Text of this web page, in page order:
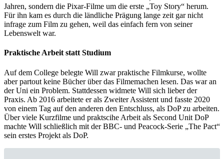
Jahren, sondern die Pixar-Filme um die erste „Toy Story“ herum.
Für ihn kam es durch die ländliche Prägung lange zeit gar nicht
infrage zum Film zu gehen, weil das einfach fern von seiner
Lebenswelt war.
Praktische Arbeit statt Studium
Auf dem College belegte Will zwar praktische Filmkurse, wollte
aber partout keine Bücher über das Filmemachen lesen. Das war an
der Uni ein Problem. Stattdessen widmete Will sich lieber der
Praxis. Ab 2016 arbeitete er als Zweiter Assistent und fasste 2020
von einem Tag auf den anderen den Entschluss, als DoP zu arbeiten.
Über viele Kurzfilme und praktscihe Arbeit als Second Unit DoP
machte Will schließlich mit der BBC- und Peacock-Serie „The Pact“
sein erstes Projekt als DoP.